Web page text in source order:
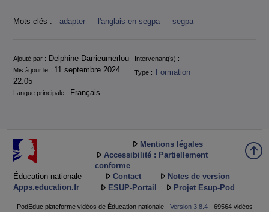
Mots clés : adapter l'anglais en segpa segpa
Informations
Ajouté par : Delphine Darrieumerlou
Intervenant(s) :
Mis à jour le : 11 septembre 2024
22:05
Type : Formation
Langue principale : Français
Éducation nationale
Apps.education.fr
Mentions légales
Accessibilité : Partiellement
conforme
Contact
Notes de version
ESUP-Portail
Projet Esup-Pod
PodEduc plateforme vidéos de Éducation nationale - Version 3.8.4- 69564 vidéos